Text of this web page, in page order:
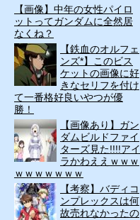
【画像】中年の女性パイロ
ットってガンダムに全然居
なくね？
【鉄血のオルフェ
ンズ*】このビス
ケットの画像に好
きなセリフを付け
て一番格好良いやつが優
勝！
【画像あり】ガン
ダムビルドファイ
ターズ見た!!!!アイ
ラかわええｗｗｗ
ｗｗｗｗｗｗｗ
【考察】バディコ
ンプレックスは何
故売れなかったの